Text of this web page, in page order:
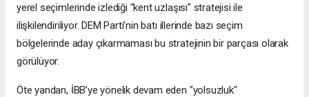
yerel seçimlerinde izlediği "kent uzlaşısı" stratejisi ile
ilişkilendiriliyor. DEM Parti’nin batı illerinde bazı seçim
bölgelerinde aday çıkarmaması bu stratejinin bir parçası olarak
görülüyor.
Öte yandan, İBB’ye yönelik devam eden "yolsuzluk"